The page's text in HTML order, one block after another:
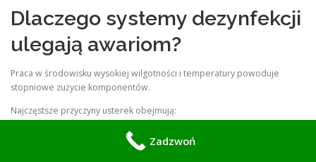
Dlaczego systemy dezynfekcji
ulegają awariom?
Praca w środowisku wysokiej wilgotności i temperatury powoduje
stopniowe zużycie komponentów.
Najczęstsze przyczyny usterek obejmują:
osadzanie kamienia,
Zadzwoń